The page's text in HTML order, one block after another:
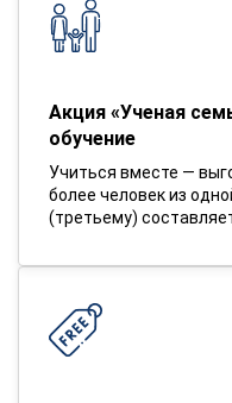
Акция «Ученая
обучение
Учиться вместе —
более человек из
(третьему)